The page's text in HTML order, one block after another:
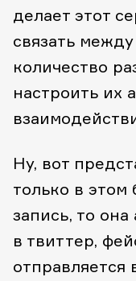
делает этот
связать
количество
настроить их
Ну, вот
только в этом
запись, то
в твиттер,
отправляется